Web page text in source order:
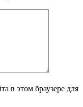
в этом браузере для